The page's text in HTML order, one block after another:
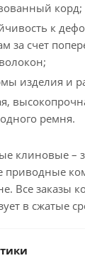
корд;
к
за счет
изделия и
ремня.
клиновые –
приводные
Все заказы
в сжатые